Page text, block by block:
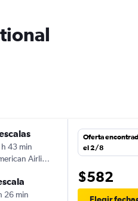
h 43 min
Airlines
26 min
Oferta
el 2/8
$582